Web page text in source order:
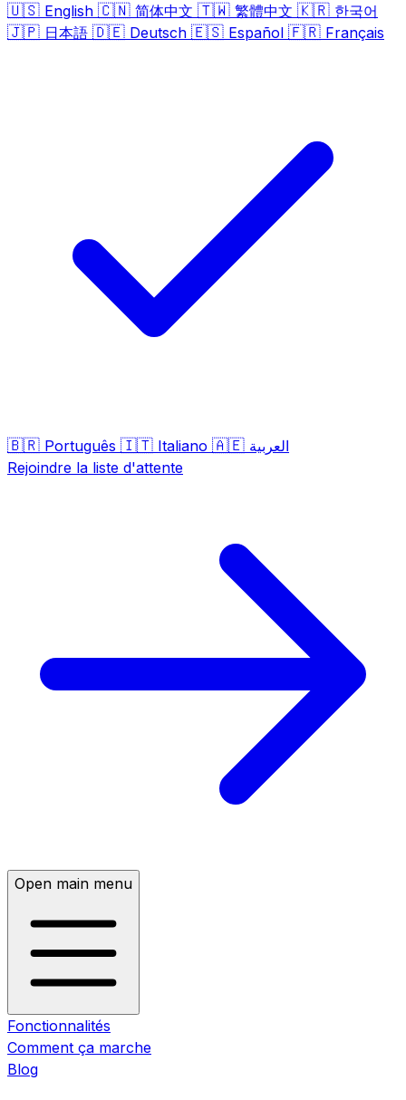
🇺🇸 English 🇨🇳 简体中文 🇹🇼 繁體中文 🇰🇷 한국어
🇯🇵 日本語 🇩🇪 Deutsch 🇪🇸 Español 🇫🇷 Français
🇧🇷 Português 🇮🇹 Italiano 🇦🇪 العربية
Rejoindre la liste d'attente
Open main menu
Fonctionnalités
Comment ça marche
Blog